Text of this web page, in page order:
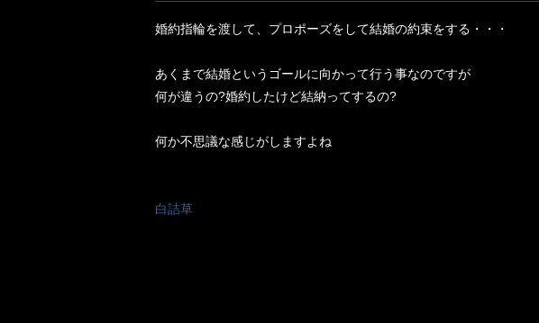
婚約指輪を渡して、プロポーズをして結婚の約束をする・・・
あくまで結婚というゴールに向かって行う事なのですが
何が違うの?婚約したけど結納ってするの?
何か不思議な感じがしますよね
白詰草